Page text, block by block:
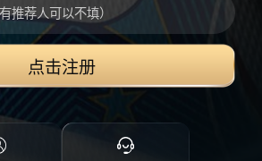
点击注册